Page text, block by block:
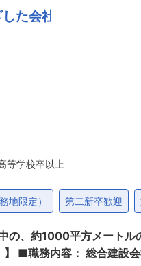
円の手当を付与 また、
す（弊社での正社員履歴
どライフスタイルに変化
た会社
等学校卒以上
地限定） 第二新卒歓迎
の、約1000平方メートル
■職務内容： 総合建設